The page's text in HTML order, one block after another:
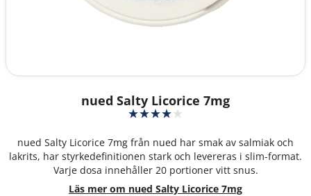
nued Salty Licorice 7mg
nued Salty Licorice 7mg från nued har smak av salmiak och
lakrits, har styrkedefinitionen stark och levereras i slim-format.
Varje dosa innehåller 20 portioner vitt snus.
Läs mer om nued Salty Licorice 7mg